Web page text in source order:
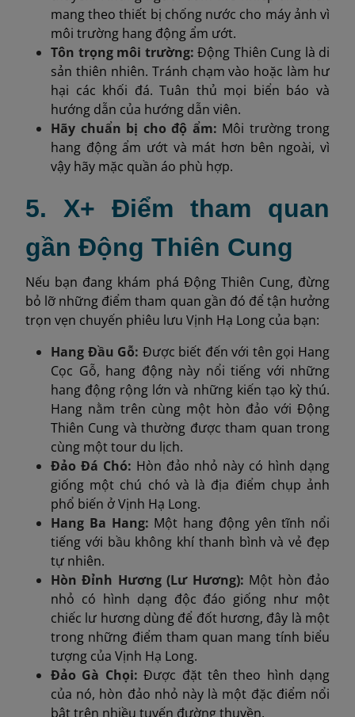
mang theo thiết bị chống nước cho máy ảnh vì
môi trường hang động ẩm ướt.
Tôn trọng môi trường: Động Thiên Cung là di
sản thiên nhiên. Tránh chạm vào hoặc làm hư
hại các khối đá. Tuân thủ mọi biển báo và
hướng dẫn của hướng dẫn viên.
Hãy chuẩn bị cho độ ẩm: Môi trường trong
hang động ẩm ướt và mát hơn bên ngoài, vì
vậy hãy mặc quần áo phù hợp.
5. X+ Điểm tham quan
gần Động Thiên Cung
Nếu bạn đang khám phá Động Thiên Cung, đừng
bỏ lỡ những điểm tham quan gần đó để tận hưởng
trọn vẹn chuyến phiêu lưu Vịnh Hạ Long của bạn:
Hang Đầu Gỗ: Được biết đến với tên gọi Hang
Cọc Gỗ, hang động này nổi tiếng với những
hang động rộng lớn và những kiến tạo kỳ thú.
Hang nằm trên cùng một hòn đảo với Động
Thiên Cung và thường được tham quan trong
cùng một tour du lịch.
Đảo Đá Chó: Hòn đảo nhỏ này có hình dạng
giống một chú chó và là địa điểm chụp ảnh
phổ biến ở Vịnh Hạ Long.
Hang Ba Hang: Một hang động yên tĩnh nổi
tiếng với bầu không khí thanh bình và vẻ đẹp
tự nhiên.
Hòn Đỉnh Hương (Lư Hương): Một hòn đảo
nhỏ có hình dạng độc đáo giống như một
chiếc lư hương dùng để đốt hương, đây là một
trong những điểm tham quan mang tính biểu
tượng của Vịnh Hạ Long.
Đảo Gà Chọi:Được đặt tên theo hình dạng
của nó, hòn đảo nhỏ này là một đặc điểm nổi
bật trên nhiều tuyến đường thuyền.